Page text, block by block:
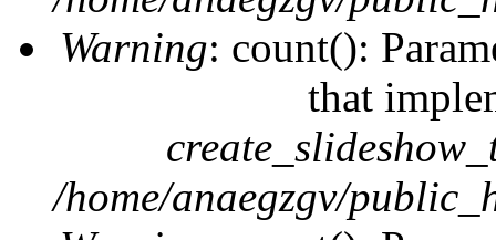
Warning: count():
that
/home/anaegzgv/